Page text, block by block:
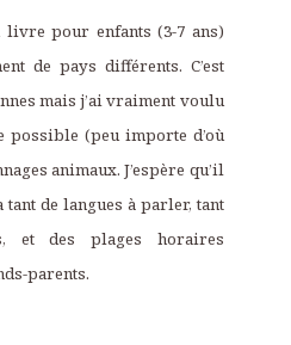
livre pour enfants (3-7 ans)
de pays différents. C’est
mais j’ai vraiment voulu
possible (peu importe d’où
animaux. J’espère qu’il
de langues à parler, tant
et des plages horaires
parents.